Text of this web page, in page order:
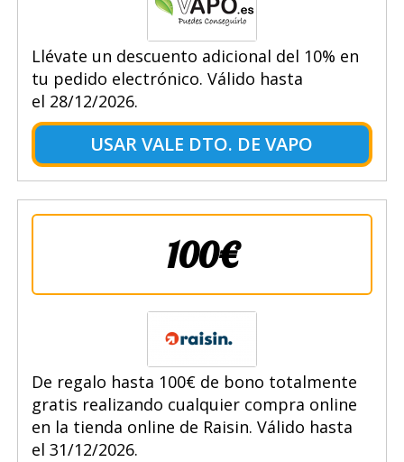
Llévate un descuento adicional del 10% en
tu pedido electrónico. Válido hasta
el 28/12/2026.
USAR VALE DTO. DE VAPO
100€
De regalo hasta 100€ de bono totalmente
gratis realizando cualquier compra online
en la tienda online de Raisin. Válido hasta
el 31/12/2026.